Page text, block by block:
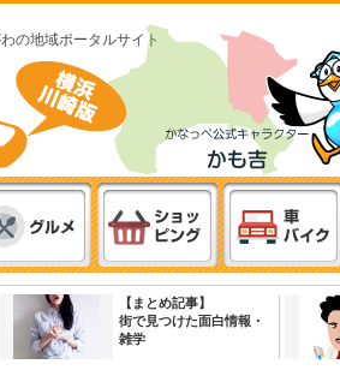
の地域ポータルサイト
【まとめ記事】
街で見つけた面白情報・
雑学